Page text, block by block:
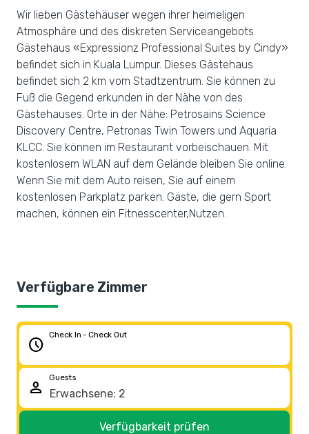
Wir lieben Gästehäuser wegen ihrer heimeligen
Atmosphäre und des diskreten Serviceangebots.
Gästehaus «Expressionz Professional Suites by Cindy»
befindet sich in Kuala Lumpur. Dieses Gästehaus
befindet sich 2 km vom Stadtzentrum. Sie können zu
Fuß die Gegend erkunden in der Nähe von des
Gästehauses. Orte in der Nähe: Petrosains Science
Discovery Centre, Petronas Twin Towers und Aquaria
KLCC. Sie können im Restaurant vorbeischauen. Mit
kostenlosem WLAN auf dem Gelände bleiben Sie online.
Wenn Sie mit dem Auto reisen, Sie auf einem
kostenlosen Parkplatz parken. Gäste, die gern Sport
machen, können ein Fitnesscenter,Nutzen.
Verfügbare Zimmer
schedule
Check In - Check Out
person
Guests
Verfügbarkeit prüfen